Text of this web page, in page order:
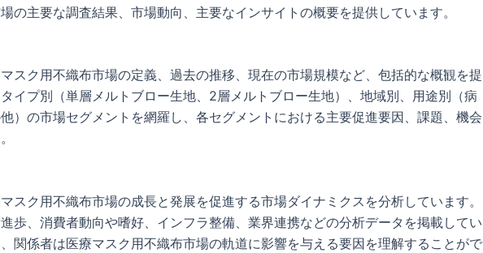
の主要な調査結果、市場動向、主要なインサイトの概要を提供しています。
スク用不織布市場の定義、過去の推移、現在の市場規模など、包括的な概観を提
イプ別（単層メルトブロー生地、2層メルトブロー生地）、地域別、用途別（病
）の市場セグメントを網羅し、各セグメントにおける主要促進要因、課題、機会
スク用不織布市場の成長と発展を促進する市場ダイナミクスを分析しています。
歩、消費者動向や嗜好、インフラ整備、業界連携などの分析データを掲載してい
関係者は医療マスク用不織布市場の軌道に影響を与える要因を理解することがで